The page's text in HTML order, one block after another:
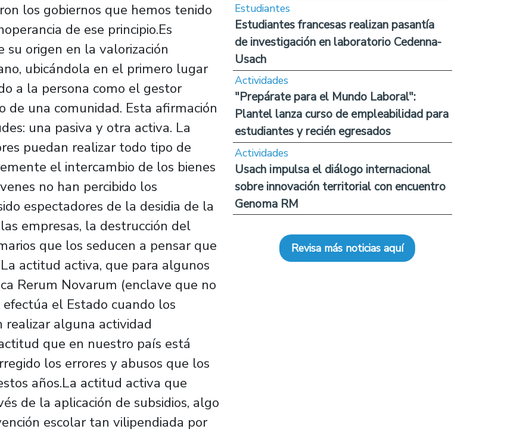
los gobiernos que hemos tenido
de ese principio.Es
origen en la valorización
ubicándola en el primero lugar
a la persona como el gestor
una comunidad. Esta afirmación
una pasiva y otra activa. La
puedan realizar todo tipo de
el intercambio de los bienes
no han percibido los
espectadores de la desidia de la
empresas, la destrucción del
que los seducen a pensar que
actitud activa, que para algunos
Rerum Novarum (enclave que no
el Estado cuando los
alguna actividad
que en nuestro país está
los errores y abusos que los
años.La actitud activa que
de la aplicación de subsidios, algo
escolar tan vilipendiada por
Estudiantes
Estudiantes francesas realizan pasantía
de investigación en laboratorio Cedenna-
Usach
Actividades
"Prepárate para el Mundo Laboral":
Plantel lanza curso de empleabilidad para
estudiantes y recién egresados
Actividades
Usach impulsa el diálogo internacional
sobre innovación territorial con encuentro
Genoma RM
Revisa más noticias aquí